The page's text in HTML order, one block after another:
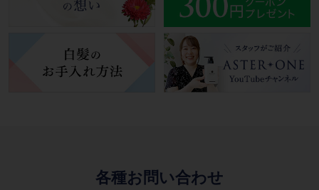
各種お問い合わせ